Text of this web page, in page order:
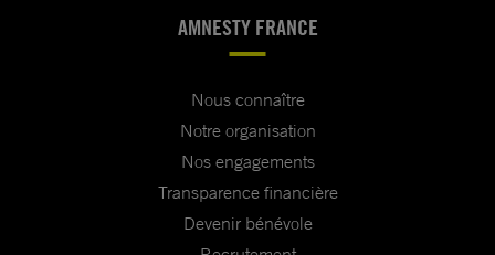
AMNESTY FRANCE
Nous connaître
Notre organisation
Nos engagements
Transparence financière
Devenir bénévole